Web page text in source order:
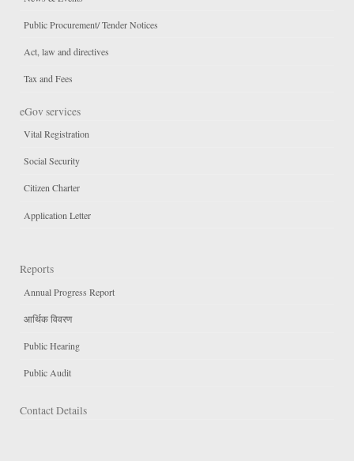
Public Procurement/ Tender Notices
Act, law and directives
Tax and Fees
eGov services
Vital Registration
Social Security
Citizen Charter
Application Letter
Reports
Annual Progress Report
आर्थिक विवरण
Public Hearing
Public Audit
Contact Details